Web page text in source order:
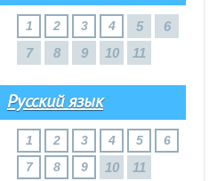
1 2 3 4 5
6
7
8 9 10 11
Русский язык
1 2 3 4 5
6
7
8 9 10 11